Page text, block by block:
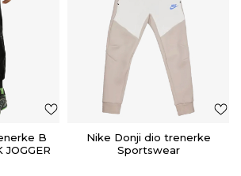
B
JOGGER
Nike Donji dio trenerke
Sportswear